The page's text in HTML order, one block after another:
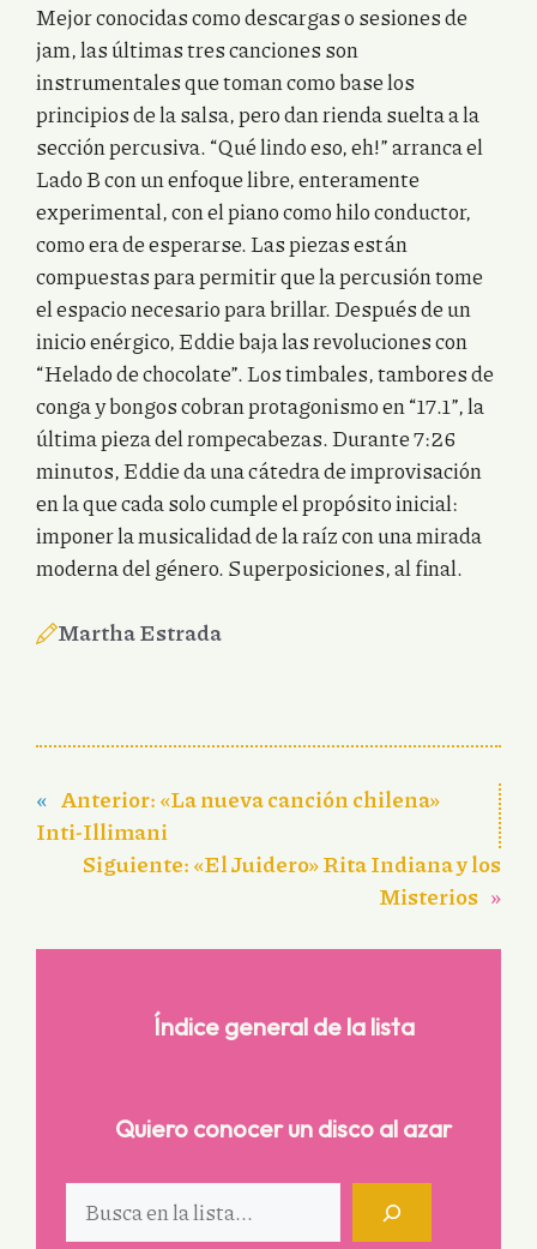
Mejor conocidas como descargas o sesiones de
jam, las últimas tres canciones son
instrumentales que toman como base los
principios de la salsa, pero dan rienda suelta a la
sección percusiva. “Qué lindo eso, eh!” arranca el
Lado B con un enfoque libre, enteramente
experimental, con el piano como hilo conductor,
como era de esperarse. Las piezas están
compuestas para permitir que la percusión tome
el espacio necesario para brillar. Después de un
inicio enérgico, Eddie baja las revoluciones con
“Helado de chocolate”. Los timbales, tambores de
conga y bongos cobran protagonismo en “17.1”, la
última pieza del rompecabezas. Durante 7:26
minutos, Eddie da una cátedra de improvisación
en la que cada solo cumple el propósito inicial:
imponer la musicalidad de la raíz con una mirada
moderna del género. Superposiciones, al final.
Martha Estrada
« Anterior:«La nueva canción chilena»
Inti-Illimani
Siguiente:«El Juidero» Rita Indiana y los
Misterios »
Índice general de la lista
Quiero conocer un disco al azar